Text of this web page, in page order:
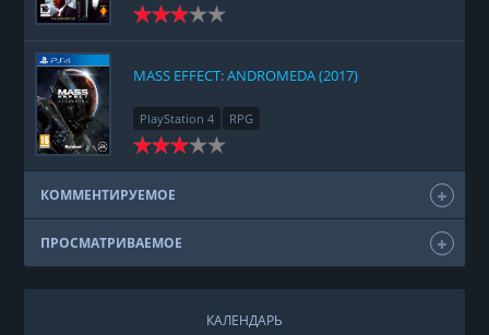
MASS EFFECT: ANDROMEDA (2017)
PlayStation 4 RPG
КОММЕНТИРУЕМОЕ
ПРОСМАТРИВАЕМОЕ
КАЛЕНДАРЬ